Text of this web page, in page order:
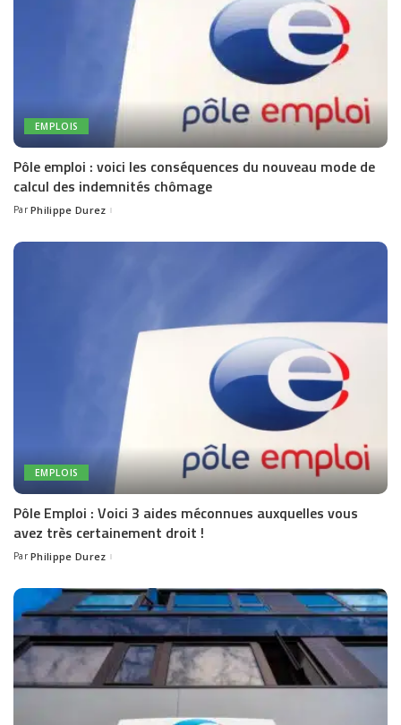
EMPLOIS
Pôle emploi : voici les conséquences du nouveau mode de
calcul des indemnités chômage
Posted
Par Philippe Durez
EMPLOIS
Pôle Emploi : Voici 3 aides méconnues auxquelles vous
avez très certainement droit !
Posted
Par Philippe Durez